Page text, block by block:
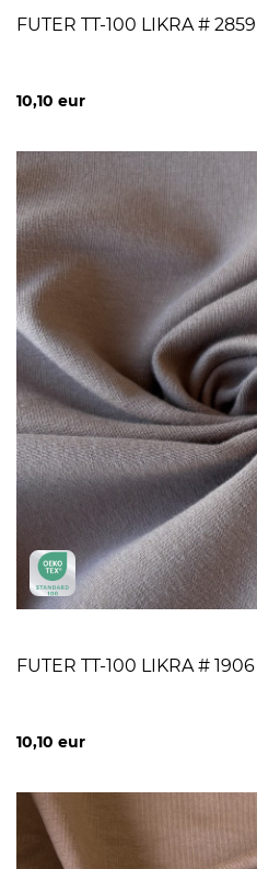
FUTER TT-100 LIKRA #
10,10 eur
FUTER TT-100 LIKRA #
10,10 eur